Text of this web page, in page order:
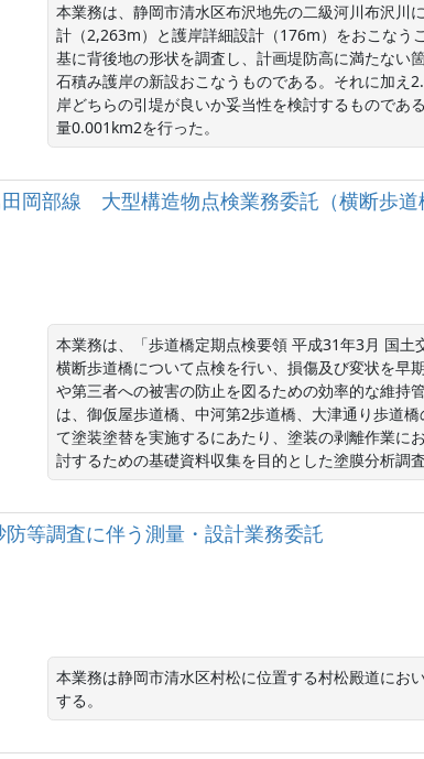
本業務は、静岡市清水区布沢地先の二級河川布沢川
計（2,263m）と護岸詳細設計（176m）をおこなう
基に背後地の形状を調査し、計画堤防高に満たない
石積み護岸の新設おこなうものである。それに加え
岸どちらの引堤が良いか妥当性を検討するものであ
量0.001km2を行った。
岡部線 大型構造物点検業務委託（横断歩道
本業務は、「歩道橋定期点検要領 平成31年3月 国
横断歩道橋について点検を行い、損傷及び変状を早
や第三者への被害の防止を図るための効率的な維持
は、御仮屋歩道橋、中河第2歩道橋、大津通り歩道
て塗装塗替を実施するにあたり、塗装の剥離作業に
討するための基礎資料収集を目的とした塗膜分析調
等調査に伴う測量・設計業務委託
本業務は静岡市清水区村松に位置する村松殿道にお
する。